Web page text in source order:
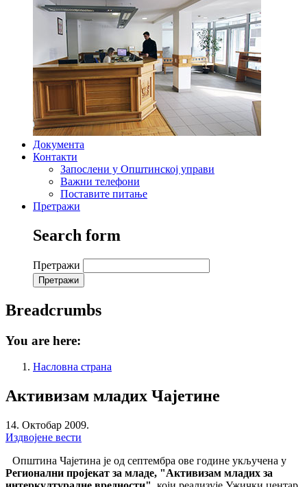
Документа
Контакти
Запослени у Општинској управи
Важни телефони
Поставите питање
Претражи
Search form
Претражи
Breadcrumbs
You are here:
Насловна страна
Активизам младих Чајетине
14. Октобар 2009.
Издвојене вести
Општина Чајетина је од септембра ове године укључена у
Регионални пројекат за младе, "Активизам младих за